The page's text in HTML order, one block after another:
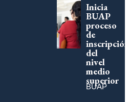
Inicia
BUAP
proceso
de
inscripción
del
nivel
medio
superior
BUAP